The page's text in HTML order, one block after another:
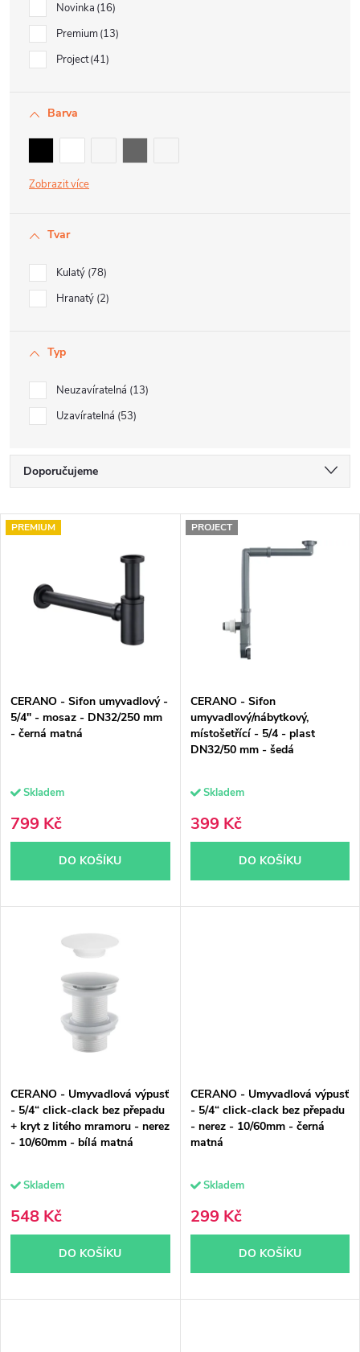
Novinka 16
Premium 13
Project 41
Barva
Zobrazit
Tvar
Kulatý 78
Hranatý 2
Typ
Neuzavíratelná 13
Uzavíratelná 53
Ř
z
r
o
u
k
t
ů
Doporučujeme
Nejdražší
Abecedně
V
r
o
u
k
t
ů
PREMIUM
CERANO - Sifon umyvadlový -
5/4" - mosaz - DN32/250 mm
- černá matná
Skladem
799 Kč
DO KOŠÍKU
PROJECT
CERANO - Sifon
umyvadlový/nábytkový,
místošetřící - 5/4 - plast
DN32/50 mm - šedá
Skladem
399 Kč
DO KOŠÍKU
CERANO - Umyvadlová výpusť
- 5/4“ click-clack bez přepadu
+ kryt z litého mramoru - nerez
- 10/60mm - bílá matná
Skladem
548 Kč
DO KOŠÍKU
CERANO - Umyvadlová výpusť
- 5/4“ click-clack bez přepadu
- nerez - 10/60mm - černá
matná
Skladem
299 Kč
DO KOŠÍKU